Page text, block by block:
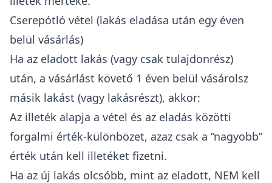
Cserepótló vétel (lakás eladása után egy éven
belül vásárlás)
Ha az eladott lakás (vagy csak tulajdonrész)
után, a vásárlást követő 1 éven belül vásárolsz
másik lakást (vagy lakásrészt), akkor:
Az illeték alapja a vétel és az eladás közötti
forgalmi érték-különbözet, azaz csak a “nagyobb”
érték után kell illetéket fizetni.
Ha az új lakás olcsóbb, mint az eladott, NEM kell